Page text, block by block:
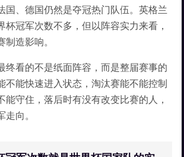
国、德国仍然是夺冠热门队伍。英格兰
杯冠军次数不多，但以阵容实力来看，
造影响。
终看的不是纸面阵容，而是整届赛事的
不能快速进入状态，淘汰赛能不能控制
能守住，落后时有没有改变比赛的人，
向。